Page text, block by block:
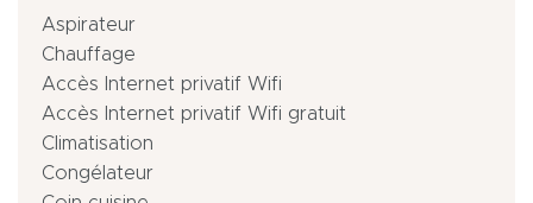
Aspirateur
Chauffage
Accès Internet privatif Wifi
Accès Internet privatif Wifi gratuit
Climatisation
Congélateur